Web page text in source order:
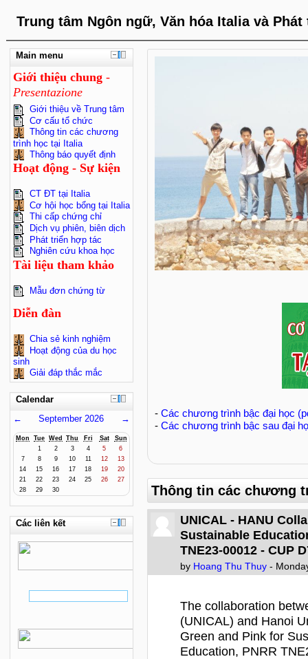
Trung tâm Ngôn ngữ, Văn hóa Italia và
- Các chương trình bậc đại học
- Các chương trình bậc sau đại
Thông tin các chương
UNICAL - HANU
Sustainable
TNE23-00012 - CUP
by Hoang Thu Thuy -
The collaboration
(UNICAL) and Hanoi
Green and Pink for
Education, PNRR
Main menu
Giới thiệu chung -
Presentazione
Giới thiệu về Trung tâm
Cơ cấu tổ chức
Thông tin các chương
trình học tại Italia
Thông báo quyết định
Hoạt động - Sự kiện
CT ĐT tại Italia
Cơ hội học bổng tại Italia
Thi cấp chứng chỉ
Dịch vụ phiên, biên dịch
Phát triển hợp tác
Nghiên cứu khoa học
Tài liệu tham khảo
Mẫu đơn chứng từ
Diễn đàn
Chia sẻ kinh nghiệm
Hoạt động của du học
sinh
Giải đáp thắc mắc
Calendar
←
September 2026 →
Mon Tue Wed Thu Fri Sat
Sun
1
2 3 4 5
6
7
8 9 10 11 12
13
14
15 16 17 18 19
20
21
22 23 24 25 26
27
28
29 30
Các liên kết